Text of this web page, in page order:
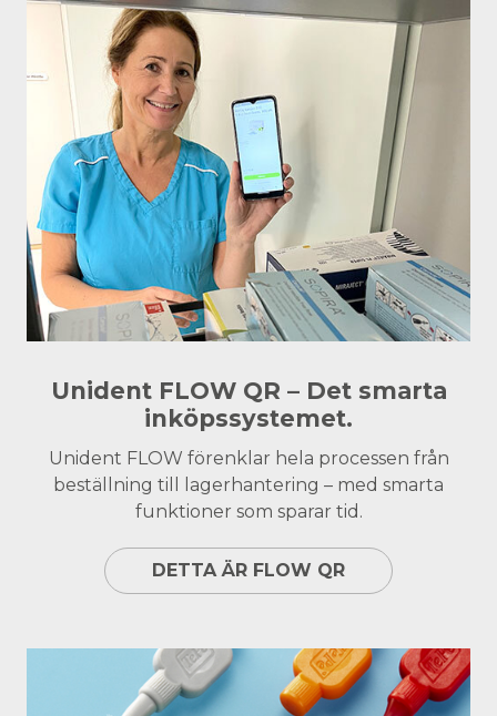
Unident FLOW QR – Det smarta
inköpssystemet.
Unident FLOW förenklar hela processen från
beställning till lagerhantering – med smarta
funktioner som sparar tid.
DETTA ÄR FLOW QR